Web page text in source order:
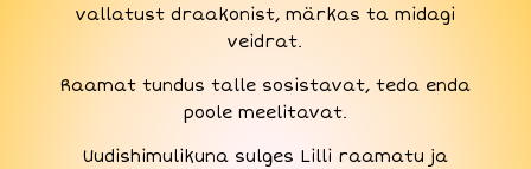
vallatust draakonist, märkas ta midagi
veidrat.
Raamat tundus talle sosistavat, teda enda
poole meelitavat.
Uudishimulikuna sulges Lilli raamatu ja